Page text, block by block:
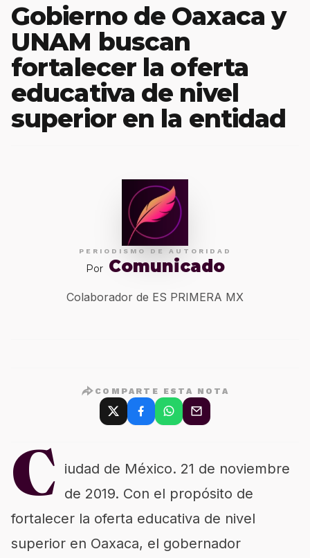
Gobierno de Oaxaca y
UNAM buscan
fortalecer la oferta
educativa de nivel
superior en la entidad
PERIODISMO DE AUTORIDAD
Por Comunicado
Colaborador de ES PRIMERA MX
COMPARTE ESTA NOTA
C iudad de México. 21 de noviembre
de 2019. Con el propósito de
fortalecer la oferta educativa de nivel
superior en Oaxaca, el gobernador